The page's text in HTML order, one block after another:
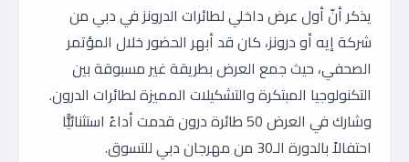
يذكر أنّ أول عرض داخلي لطائرات الدرونز في دبي من
شركة إيه أو درونز، كان قد أبهر الحضور خلال المؤتمر
الصحفي، حيث جمع العرض بطريقة غير مسبوقة بين
التكنولوجيا المبتكرة والتشكيلات المميزة لطائرات الدرون.
وشارك في العرض 50 طائرة درون قدمت أداءً استثنائيًّا
احتفالاً بالدورة الـ30 من مهرجان دبي للتسوق.